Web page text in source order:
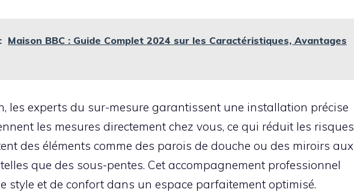
Maison BBC : Guide Complet 2024 sur les Caractéristiques, Avantages
les experts du sur-mesure garantissent une installation précise
les mesures directement chez vous, ce qui réduit les risques
des éléments comme des parois de douche ou des miroirs aux
que des sous-pentes. Cet accompagnement professionnel
style et de confort dans un espace parfaitement optimisé.